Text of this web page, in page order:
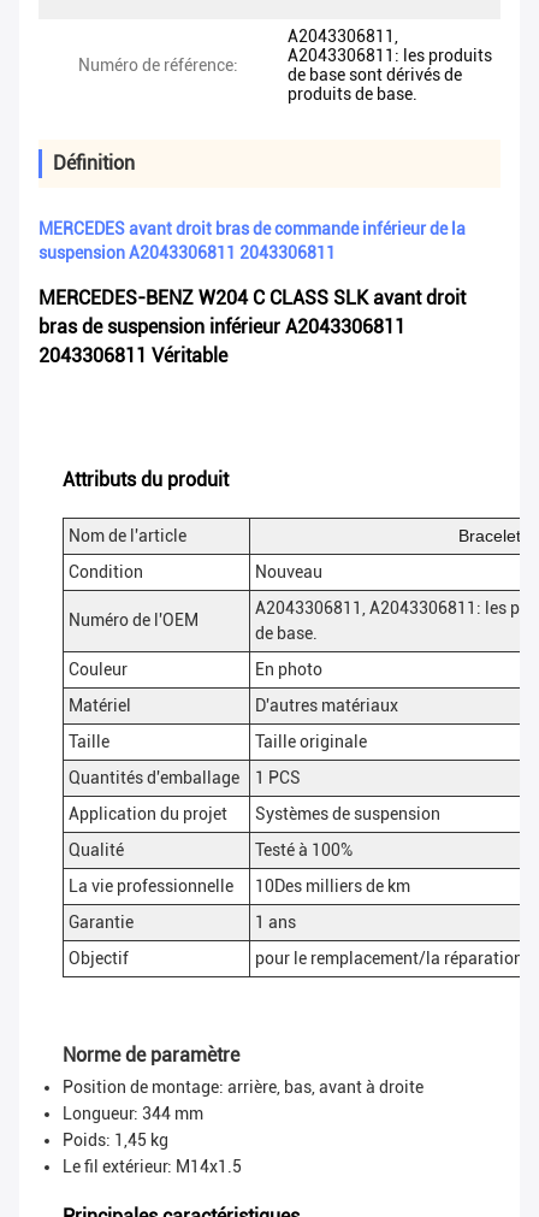
Numéro de référence:
A2043306811,
A2043306811: les produits
de base sont dérivés de
produits de base.
Définition
MERCEDES avant droit bras de commande inférieur de la
suspension A2043306811 2043306811
MERCEDES-BENZ W204 C CLASS SLK avant droit
bras de suspension inférieur A2043306811
2043306811 Véritable
Attributs du produit
Nom de l'article
Bracelet
Condition
Nouveau
Numéro de l'OEM
A2043306811, A2043306811: les
de base.
Couleur
En photo
Matériel
D'autres matériaux
Taille
Taille originale
Quantités d'emballage
1 PCS
Application du projet
Systèmes de suspension
Qualité
Testé à 100%
La vie professionnelle
10Des milliers de km
Garantie
1 ans
Objectif
pour le remplacement/la
Norme de paramètre
Position de montage: arrière, bas, avant à droite
Longueur: 344 mm
Poids: 1,45 kg
Le fil extérieur: M14x1.5